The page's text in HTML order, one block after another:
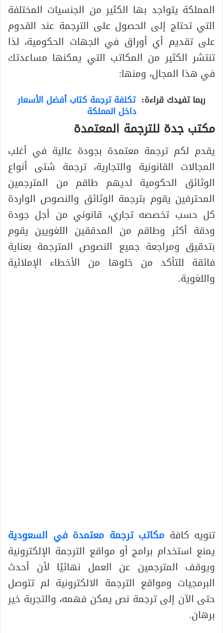
المملكة يتواجد بها الكثير من الجنسيات المختلفة
التي تحتاج إلى الحصول على الترجمة عند القدوم
على تقديم أي أوراق في الجهات الحكومية، لذا
تنتشر الكثير من المكاتب التي يمكنها مساعدتك
في هذا المجال، ومنها:
ربما تفيدك قراءة:تكلفة ترجمة كتاب أفضل الأسعار
داخل المملكة
مكتب جدة للترجمة المعتمدة
يقدم لكم ترجمة معتمدة بجودة عالية في أغلب
المجالات القانونية والتجارية، ترجمة شتى أنواع
الوثائق الحكومية لديهم طاقم من المترجمين
المحترفين يقوم بترجمة الوثائق والنصوص الواردة
كل حسب تخصصه تجاري، قانوني من أجل جودة
ودقة أكثر وطاقم من المدققين اللغويين يقوم
بتدقيق ومراجعة جميع النصوص المترجمة بعناية
فائقة للتأكد من خلوها من الأخطاء الإملائية
واللغوية.
تنويه كافة مكاتب ترجمة معتمدة في السعودية
يمنع استخدام برامج أو مواقع الترجمة الإلكترونية
ويوقف المترجمين عن العمل نهائيًا لأن أحدث
البرمجيات ومواقع الترجمة الالكترونية لم تتوصل
حتى الآن إلى ترجمة نص يمكن فهمه، والتجربة خير
برهان.